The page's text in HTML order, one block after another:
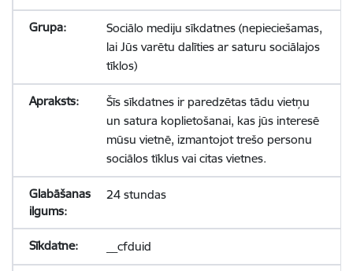
Sociālo mediju sīkdatnes (nepieciešamas,
lai Jūs varētu dalīties ar saturu sociālajos
tīklos)
Šīs sīkdatnes ir paredzētas tādu vietņu
un satura koplietošanai, kas jūs interesē
mūsu vietnē, izmantojot trešo personu
sociālos tīklus vai citas vietnes.
24 stundas
__cfduid